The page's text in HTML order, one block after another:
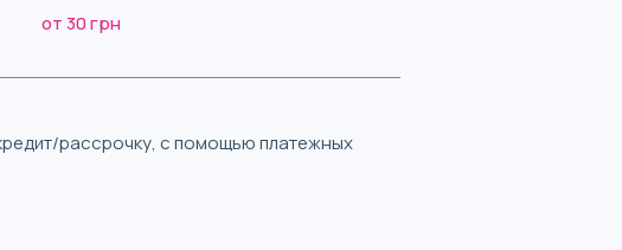
от 30 грн
рассрочку, с помощью платежных